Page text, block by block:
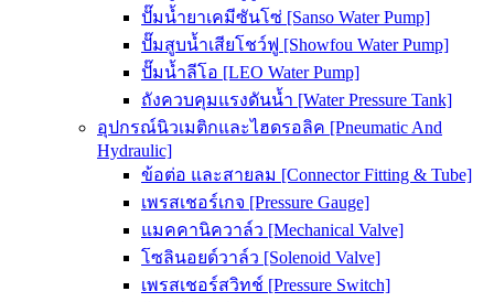
ปั๊มน้ำยาเคมีซันโซ่ [Sanso Water Pump]
ปั๊มสูบน้ำเสียโชว์ฟู [Showfou Water Pump]
ปั๊มน้ำลีโอ [LEO Water Pump]
ถังควบคุมแรงดันน้ำ [Water Pressure Tank]
อุปกรณ์นิวเมติกและไฮดรอลิค [Pneumatic And
Hydraulic]
ข้อต่อ และสายลม [Connector Fitting & Tube]
เพรสเชอร์เกจ [Pressure Gauge]
แมคคานิควาล์ว [Mechanical Valve]
โซลินอยด์วาล์ว [Solenoid Valve]
เพรสเชอร์สวิทช์ [Pressure Switch]